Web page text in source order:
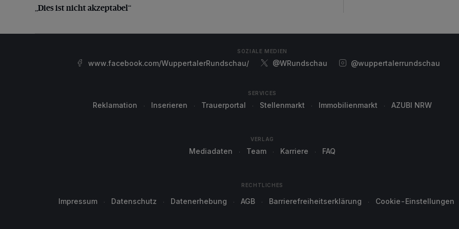
„Dies ist nicht akzeptabel“
SOZIALE MEDIEN
www.facebook.com/WuppertalerRundschau/ @WRundschau @wuppertalerrundschau
SERVICES
Reklamation Inserieren Trauerportal Stellenmarkt Immobilienmarkt AZUBI NRW
VERLAG
Mediadaten Team Karriere FAQ
RECHTLICHES
Impressum Datenschutz Datenerhebung AGB Barrierefreiheitserklärung Cookie-Einstellungen